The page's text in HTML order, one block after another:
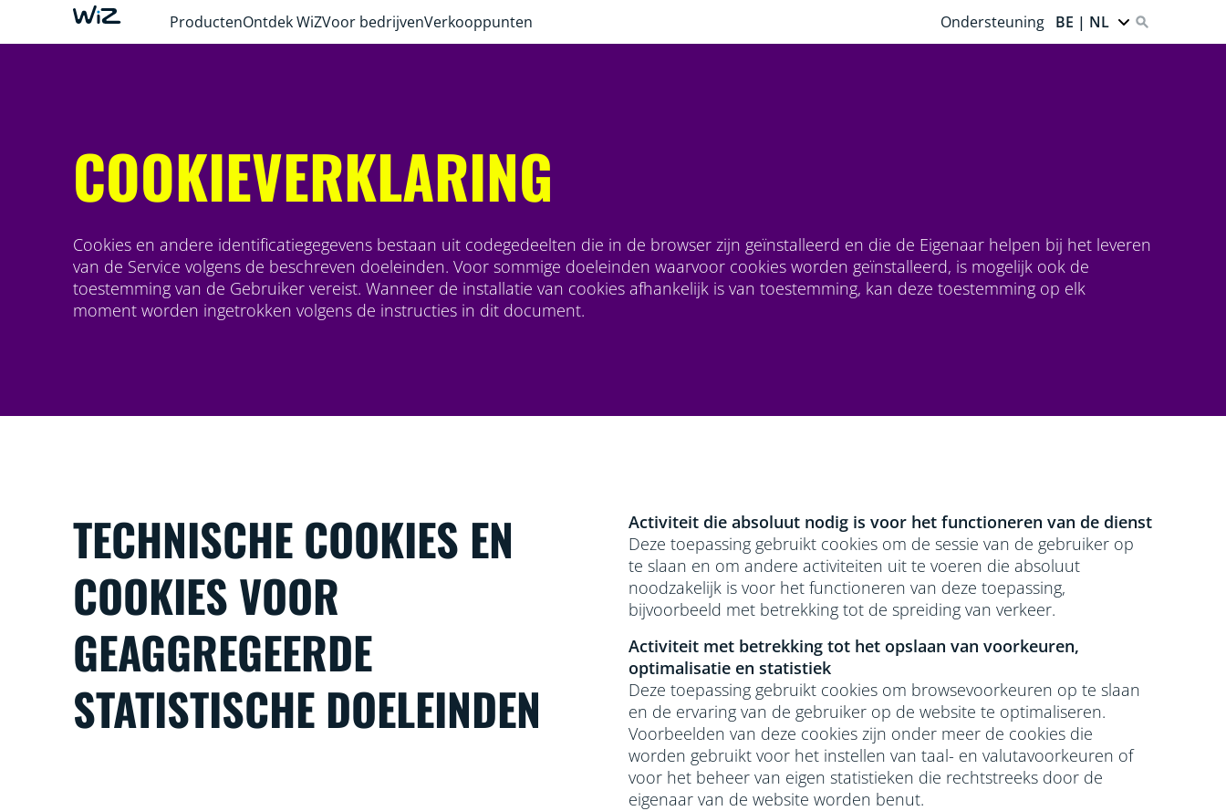
ProductenOntdek WiZVoor bedrijvenVerkooppunten Ondersteuning BE | NL
COOKIEVERKLARING
Cookies en andere identificatiegegevens bestaan uit codegedeelten die in de browser zijn geïnstalleerd en die de Eigenaar helpen bij het leveren
van de Service volgens de beschreven doeleinden. Voor sommige doeleinden waarvoor cookies worden geïnstalleerd, is mogelijk ook de
toestemming van de Gebruiker vereist. Wanneer de installatie van cookies afhankelijk is van toestemming, kan deze toestemming op elk
moment worden ingetrokken volgens de instructies in dit document.
TECHNISCHE COOKIES EN
COOKIES VOOR
GEAGGREGEERDE
STATISTISCHE DOELEINDEN
Activiteit die absoluut nodig is voor het functioneren van de dienst
Deze toepassing gebruikt cookies om de sessie van de gebruiker op
te slaan en om andere activiteiten uit te voeren die absoluut
noodzakelijk is voor het functioneren van deze toepassing,
bijvoorbeeld met betrekking tot de spreiding van verkeer.
Activiteit met betrekking tot het opslaan van voorkeuren,
optimalisatie en statistiek
Deze toepassing gebruikt cookies om browsevoorkeuren op te slaan
en de ervaring van de gebruiker op de website te optimaliseren.
Voorbeelden van deze cookies zijn onder meer de cookies die
worden gebruikt voor het instellen van taal- en valutavoorkeuren of
voor het beheer van eigen statistieken die rechtstreeks door de
eigenaar van de website worden benut.